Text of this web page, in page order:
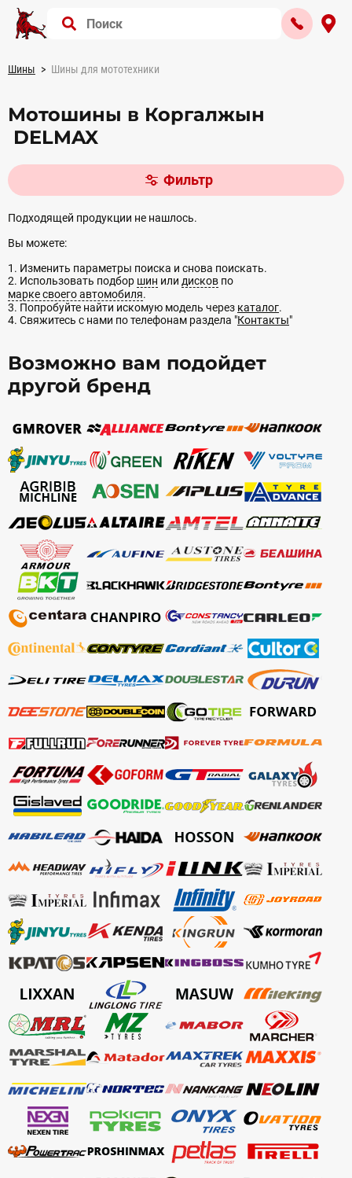
Шины Шины для мототехники
Мотошины в Коргалжын
DELMAX
Фильтр
Подходящей продукции не нашлось.
Вы можете:
1. Изменить параметры поиска и снова поискать.
2. Использовать подбор шин или дисков по
марке своего автомобиля.
3. Попробуйте найти искомую модель через каталог.
4. Свяжитесь с нами по телефонам раздела "Контакты"
Возможно вам подойдет
другой бренд